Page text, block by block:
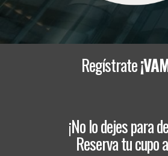
Regístrate
¡No lo dejes para
Reserva tu cupo